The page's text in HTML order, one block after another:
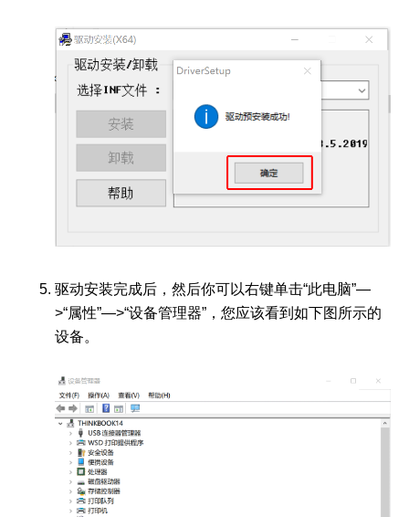
驱动安装完成后，然后你可以右键单击“此电脑”—
>“属性”—>“设备管理器”，您应该看到如下图所示的
设备。